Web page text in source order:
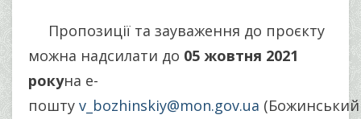
Пропозиції та зауваження до проєкту
можна надсилати до 05 жовтня 2021
рокуна е-
пошту v_bozhinskiy@mon.gov.ua (Божинський